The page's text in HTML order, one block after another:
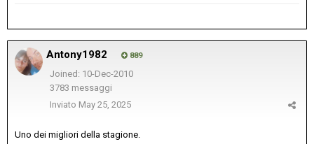
Antony1982 889
Joined: 10-Dec-2010
3783 messaggi
Inviato May 25, 2025
Uno dei migliori della stagione.